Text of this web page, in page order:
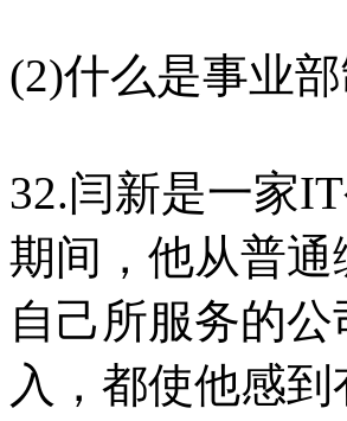
(2)什么是事业
32.闫新是一家
期间，他从普
自己所服务的
入，都使他感